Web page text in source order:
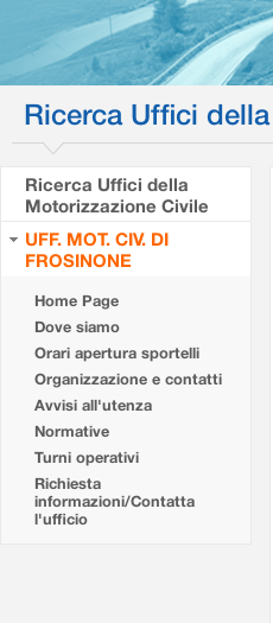
Ricerca Uffici
Ricerca Uffici della
Motorizzazione Civile
UFF. MOT. CIV. DI
FROSINONE
Home Page
Dove siamo
Orari apertura sportelli
Organizzazione e contatti
Avvisi all'utenza
Normative
Turni operativi
Richiesta
informazioni/Contatta
l'ufficio